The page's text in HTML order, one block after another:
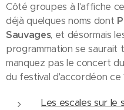
Côté groupes à l'affiche
déjà quelques noms dont
Sauvages, et désormais
programmation se saurait
manquez pas le concert
du festival d'accordéon ce
Les escales sur le